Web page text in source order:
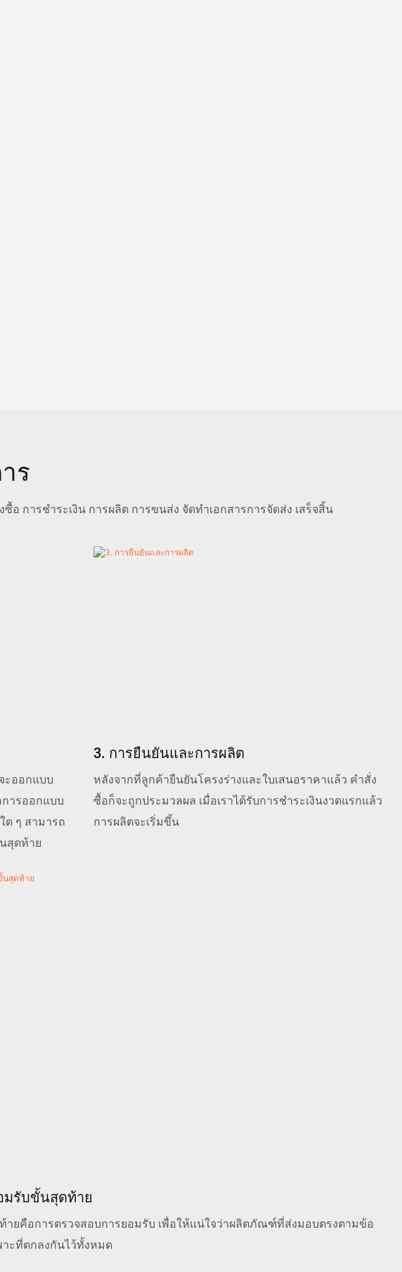
ร
การชำระเงิน การผลิต การขนส่ง จัดทำเอกสารการจัดส่ง เสร็จสิ้น
ะออกแบบ
ารออกแบบ
ด ๆ สามารถ
สุดท้าย
3. การยืนยันและการผลิต
หลังจากที่ลูกค้ายืนยันโครงร่างและใบเสนอราคาแล้ว คำสั่ง
ซื้อก็จะถูกประมวลผล เมื่อเราได้รับการชำระเงินงวดแรกแล้ว
การผลิตจะเริ่มขึ้น
มรับขั้นสุดท้าย
ยคือการตรวจสอบการยอมรับ เพื่อให้แน่ใจว่าผลิตภัณฑ์ที่ส่งมอบตรงตามข้อ
ะที่ตกลงกันไว้ทั้งหมด